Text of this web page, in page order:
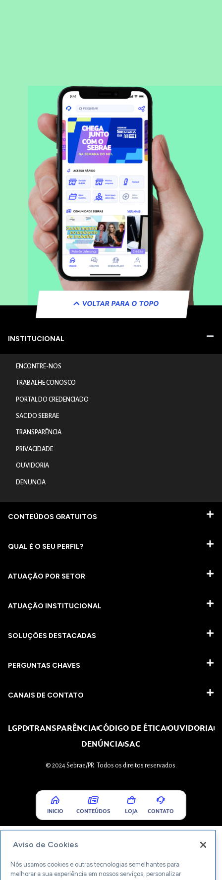
VOLTAR PARA O TOPO
INSTITUCIONAL
ENCONTRE-NOS
TRABALHE CONOSCO
PORTAL DO CREDENCIADO
SAC DO SEBRAE
TRANSPARÊNCIA
PRIVACIDADE
OUVIDORIA
DENUNCIA
CONTEÚDOS GRATUITOS
QUAL É O SEU PERFIL?
ATUAÇÃO POR SETOR
ATUAÇÃO INSTITUCIONAL
SOLUÇÕES DESTACADAS
PERGUNTAS CHAVES​
CANAIS DE CONTATO
LGPDTRANSPARÊNCIACÓDIGO DE ÉTICAOUVIDORIA
DENÚNCIASAC
© 2024 Sebrae/PR. Todos os direitos reservados.
INICIO CONTEÚDOS LOJA CONTATO
Aviso de Cookies
Nós usamos cookies e outras tecnologias semelhantes para
melhorar a sua experiência em nossos serviços, personalizar